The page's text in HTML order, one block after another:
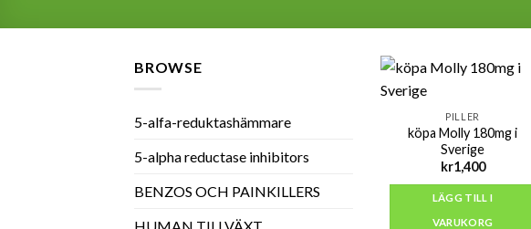
BROWSE
5-alfa-reduktashämmare
5-alpha reductase inhibitors
BENZOS OCH PAINKILLERS
PILLER
köpa Molly 180mg i
Sverige
kr1,400
LÄGG TILL I
VARUKORG